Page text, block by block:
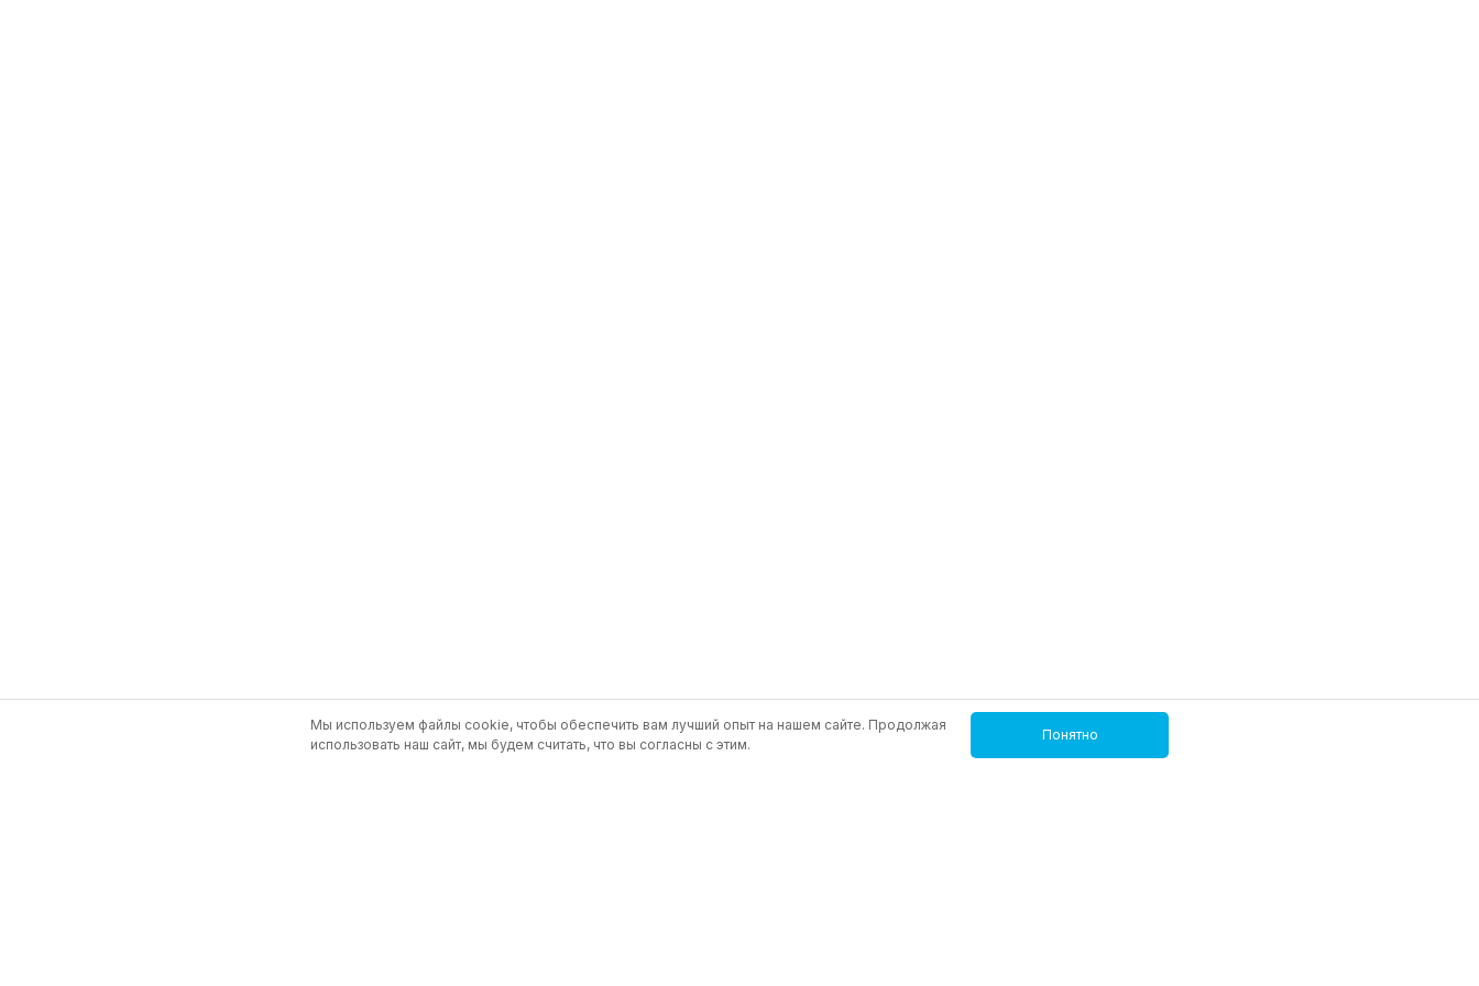
Мы используем файлы cookie, чтобы обеспечить вам лучший опыт на нашем сайте. Продолжая
использовать наш сайт, мы будем считать, что вы согласны с этим.
Понятно